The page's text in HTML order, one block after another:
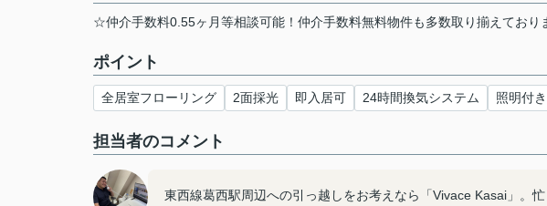
☆仲介手数料0.55ヶ月等相談可能！仲介手数料無料物件も多数取り揃えてお
ポイント
全居室フローリング 2面採光 即入居可 24時間換気システム 照明付き
担当者のコメント
東西線葛西駅周辺への引っ越しをお考えなら「Vivace Kasai」。